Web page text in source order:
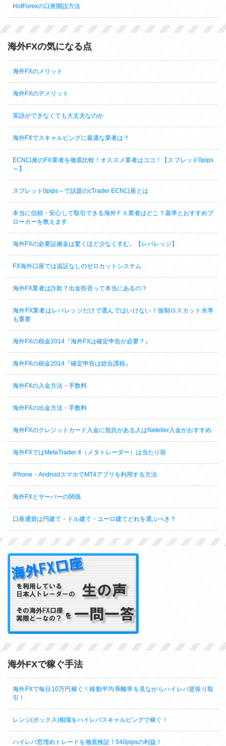
HotForexの口座開設方法
海外FXの気になる点
海外FXのメリット
海外FXのデメリット
英語ができなくても大丈夫なのか
海外FXでスキャルピングに最適な業者は？
ECN口座のFX業者を徹底比較！オススメ業者はココ！【スプレッド0pips
～】
スプレッド0pips～で話題のcTrader ECN口座とは
本当に信頼・安心して取引できる海外ＦＸ業者はどこ？基準とおすすめブ
ローカーを教えます
海外FXの必要証拠金は驚くほど少なくすむ。【レバレッジ】
FX海外口座では追証なしのゼロカットシステム
海外FX業者は詐欺？出金拒否って本当にあるの？
海外FX業者はレバレッジだけで選んではいけない！強制ロスカット水準
も重要
海外FXの税金2014『海外FXは確定申告が必要？』
海外FXの税金2014『確定申告は総合課税』
海外FXの入金方法・手数料
海外FXの出金方法・手数料
海外FXのクレジットカード入金に抵抗がある人はNeteller入金がおすすめ
海外FXではMetaTrader 4（メタトレーダー）は当たり前
iPhone・AndroidスマホでMT4アプリを利用する方法
海外FXとサーバーの関係
口座通貨は円建て・ドル建て・ユーロ建てどれを選ぶべき？
海外FXで稼ぐ手法
海外FXで毎日10万円稼ぐ！移動平均乖離率を見ながらハイレバ逆張り取
引！
レンジ(ボックス)相場をハイレバスキャルピングで稼ぐ！
ハイレバ窓埋めトレードを徹底検証！540pipsの利益！